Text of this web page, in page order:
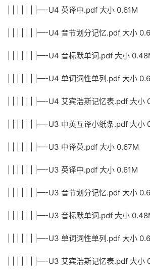
| | | | | | |—-U4 英译中.pdf 大小 0.61M
| | | | | | |—-U4 音节划分记忆.pdf 大小
| | | | | | |—-U4 音标默单词.pdf 大小
| | | | | | |—-U4 单词词性单列.pdf 大小
| | | | | | |—-U4 艾宾浩斯记忆表.pdf 大小
| | | | | | |—-U3 中英互译小纸条.pdf 大小
| | | | | | |—-U3 中译英.pdf 大小 0.67M
| | | | | | |—-U3 英译中.pdf 大小 0.61M
| | | | | | |—-U3 音节划分记忆.pdf 大小
| | | | | | |—-U3 音标默单词.pdf 大小
| | | | | | |—-U3 单词词性单列.pdf 大小
| | | | | | |—-U3 艾宾浩斯记忆表.pdf 大小